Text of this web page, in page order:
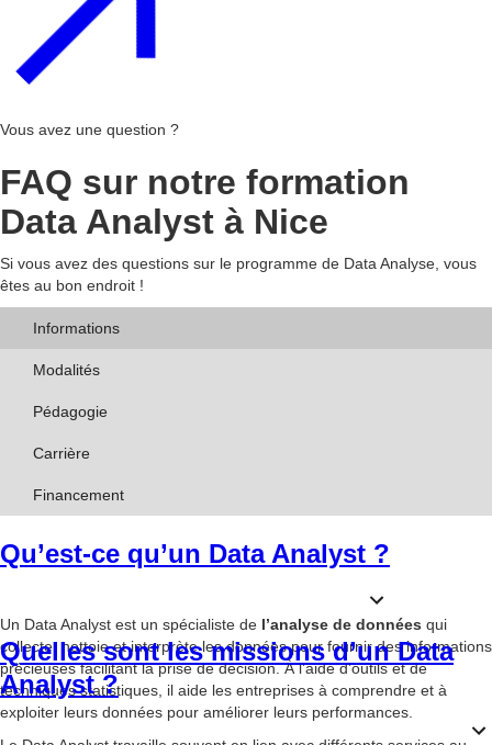
Vous avez une question ?
FAQ sur notre formation
Data Analyst à Nice
Si vous avez des questions sur le programme de Data Analyse, vous
êtes au bon endroit !
Informations
Modalités
Pédagogie
Carrière
Financement
Qu’est-ce qu’un Data Analyst ?
Un Data Analyst est un spécialiste de l’analyse de données qui
collecte, nettoie et interprète les données pour fournir des informations
précieuses facilitant la prise de décision. À l’aide d’outils et de
techniques statistiques, il aide les entreprises à comprendre et à
exploiter leurs données pour améliorer leurs performances.
Quelles sont les missions d’un Data
Analyst ?